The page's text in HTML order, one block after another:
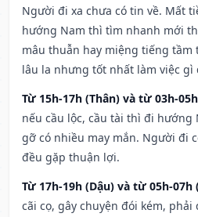
Người đi xa chưa có tin về. Mất
hướng Nam thì tìm nhanh mới
mâu thuẫn hay miệng tiếng tầm
lâu la nhưng tốt nhất làm việc gì
Từ 15h-17h (Thân) và từ 03h-
nếu cầu lộc, cầu tài thì đi hướng
gỡ có nhiều may mắn. Người đi
đều gặp thuận lợi.
Từ 17h-19h (Dậu) và từ 05h-07h
cãi cọ, gây chuyện đói kém,